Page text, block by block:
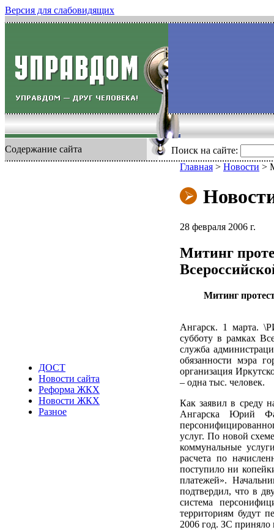
Версия для слабовидящих
Содержание сайта Поиск на сайте:
ДОСТ
Новости сайта
Реформа ЖКХ
Новости ЖКХ
Разное
Главная > Новости >
28 февраля 2006 г.
Митинг
Митинг
Ангарск. 1 марта.
субботу в рамках
служба
обязанности мэра
организация
– одна тыс. человек.
Как заявил в среду
Ангарска Юрий
услуг. По новой
коммунальные
расчета по
поступило ни
платежей».
подтвердил, что в
система
территориям будут
2006 год. ЗС приняло